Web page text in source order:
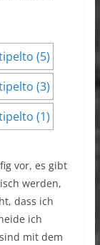
vor, es gibt
werden,
dass ich
ich
mit dem